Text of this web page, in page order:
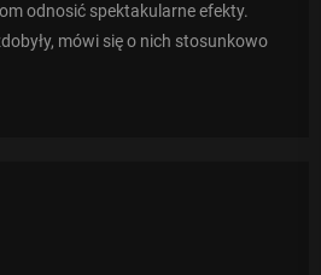
odnosić spektakularne efekty.
mówi się o nich stosunkowo